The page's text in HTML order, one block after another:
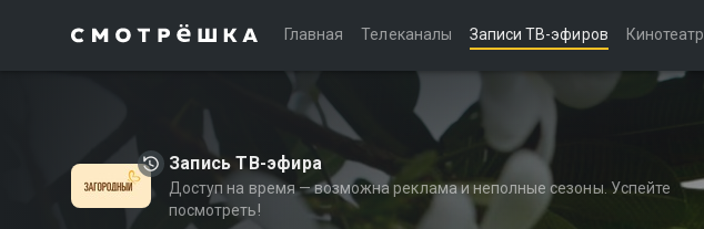
Главная Телеканалы Записи ТВ-эфиров Кинотеатр
Запись ТВ-эфира
Доступ на время — возможна реклама и неполные сезоны. Успейте
посмотреть!